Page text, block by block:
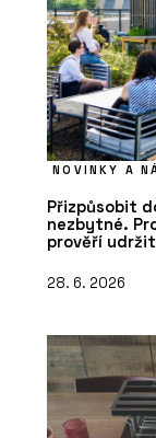
NOVINKY A
Přizpůsobit
nezbytné.
prověří
28. 6. 2026